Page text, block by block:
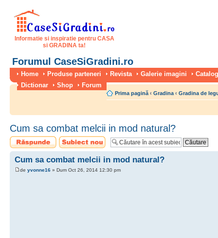
Informatie si inspiratie pentru CASA
si GRADINA ta!
Forumul CaseSiGradini.ro
Home Produse parteneri Revista Galerie imagini
Dictionar
Shop Forum
Prima pagină ‹ Gradina ‹ Gradina de
Cum sa combat melcii in mod natural?
Scrie un răspuns
Scrie un subiect
nou
Cum sa combat melcii in mod natural?
de yvonne16 » Dum Oct 26, 2014 12:30 pm